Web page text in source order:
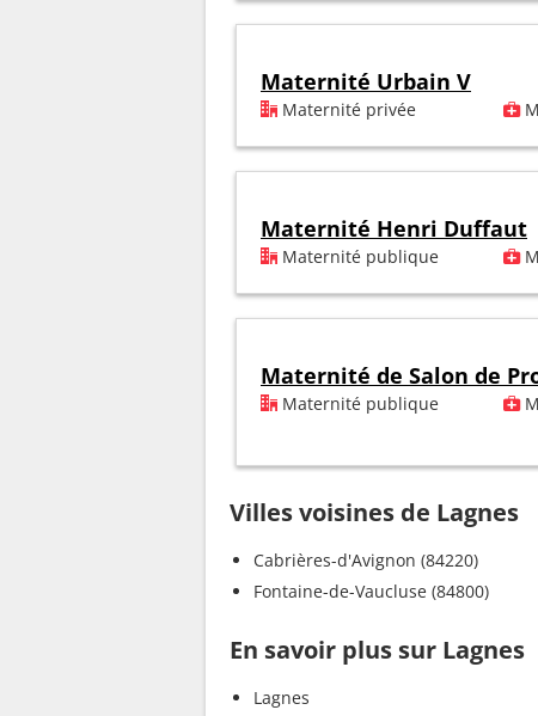
Maternité Urbain V
Maternité privée
Maternité Henri Duffaut
Maternité publique
Maternité de Salon de
Maternité publique
Villes voisines de Lagnes
Cabrières-d'Avignon (84220)
Fontaine-de-Vaucluse (84800)
En savoir plus sur Lagnes
Lagnes